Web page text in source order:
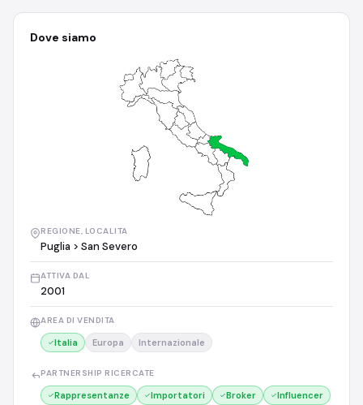
Dove siamo
REGIONE, LOCALITA
Puglia > San Severo
ATTIVA DAL
2001
AREA DI VENDITA
Italia Europa Internazionale
PARTNERSHIP RICERCATE
Rappresentanze Importatori Broker Influencer